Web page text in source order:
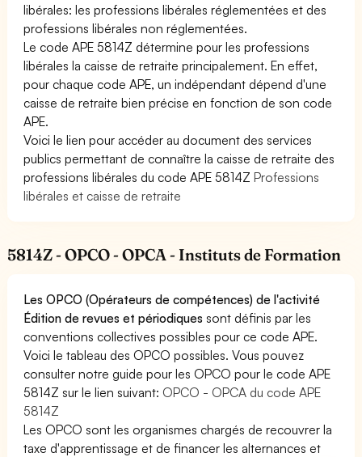
libérales: les professions libérales réglementées et des
professions libérales non réglementées.
Le code APE 5814Z détermine pour les professions
libérales la caisse de retraite principalement. En effet,
pour chaque code APE, un indépendant dépend d'une
caisse de retraite bien précise en fonction de son code
APE.
Voici le lien pour accéder au document des services
publics permettant de connaître la caisse de retraite des
professions libérales du code APE 5814ZProfessions
libérales et caisse de retraite
5814Z - OPCO - OPCA - Instituts de Formation
Les OPCO (Opérateurs de compétences) de l'activité
Édition de revues et périodiques sont définis par les
conventions collectives possibles pour ce code APE.
Voici le tableau des OPCO possibles. Vous pouvez
consulter notre guide pour les OPCO pour le code APE
5814Z sur le lien suivant: OPCO - OPCA du code APE
5814Z
Les OPCO sont les organismes chargés de recouvrer la
taxe d'apprentissage et de financer les alternances et